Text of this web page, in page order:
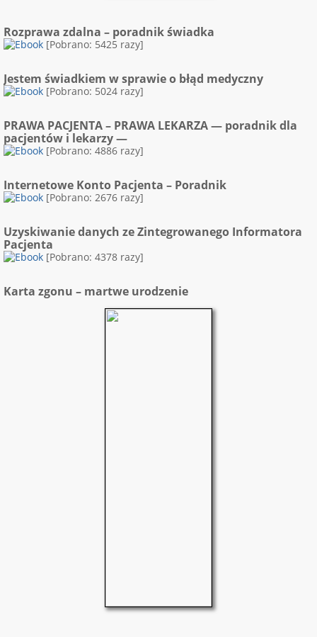
Rozprawa zdalna – poradnik świadka
[Pobrano: 5425 razy]
Jestem świadkiem w sprawie o błąd medyczny
[Pobrano: 5024 razy]
PRAWA PACJENTA – PRAWA LEKARZA — poradnik dla
pacjentów i lekarzy —
[Pobrano: 4886 razy]
Internetowe Konto Pacjenta – Poradnik
[Pobrano: 2676 razy]
Uzyskiwanie danych ze Zintegrowanego Informatora
Pacjenta
[Pobrano: 4378 razy]
Karta zgonu – martwe urodzenie